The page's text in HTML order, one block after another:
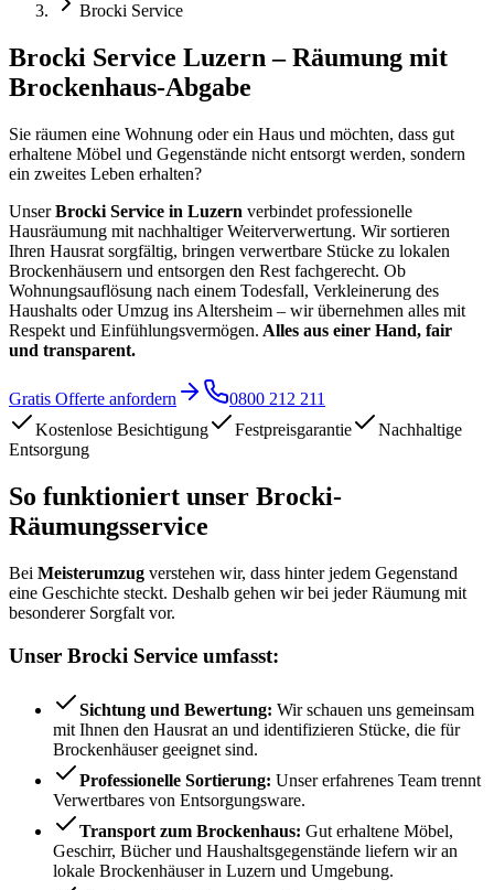
Brocki Service
Brocki Service Luzern – Räumung mit
Brockenhaus-Abgabe
Sie räumen eine Wohnung oder ein Haus und möchten, dass gut
erhaltene Möbel und Gegenstände nicht entsorgt werden, sondern
ein zweites Leben erhalten?
UnserBrocki Service in Luzern verbindet professionelle
Hausräumung mit nachhaltiger Weiterverwertung. Wir sortieren
Ihren Hausrat sorgfältig, bringen verwertbare Stücke zu lokalen
Brockenhäusern und entsorgen den Rest fachgerecht. Ob
Wohnungsauflösung nach einem Todesfall, Verkleinerung des
Haushalts oder Umzug ins Altersheim – wir übernehmen alles mit
Respekt und Einfühlungsvermögen. Alles aus einer Hand, fair
und transparent.
Gratis Offerte anfordern
0800 212 211
Kostenlose Besichtigung
Festpreisgarantie
Nachhaltige
Entsorgung
So funktioniert unser Brocki-
Räumungsservice
Bei Meisterumzug verstehen wir, dass hinter jedem Gegenstand
eine Geschichte steckt. Deshalb gehen wir bei jeder Räumung mit
besonderer Sorgfalt vor.
Unser Brocki Service umfasst:
Sichtung und Bewertung: Wir schauen uns gemeinsam
mit Ihnen den Hausrat an und identifizieren Stücke, die für
Brockenhäuser geeignet sind.
Professionelle Sortierung: Unser erfahrenes Team trennt
Verwertbares von Entsorgungsware.
Transport zum Brockenhaus: Gut erhaltene Möbel,
Geschirr, Bücher und Haushaltsgegenstände liefern wir an
lokale Brockenhäuser in Luzern und Umgebung.